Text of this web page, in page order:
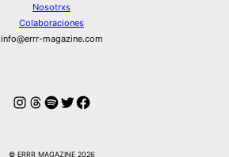
Nosotrxs
Colaboraciones
info@errr-magazine.com
Instagram
Hilos
Spotify
Twitter
Facebook
© ERRR MAGAZINE 2026